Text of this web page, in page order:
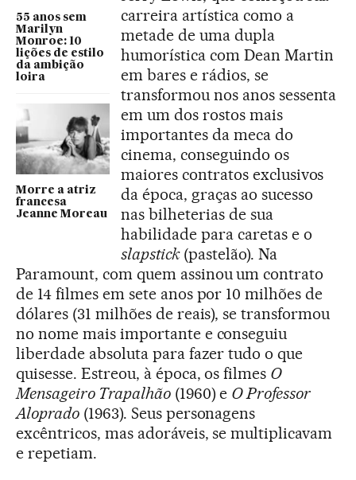
55 anos sem
Marilyn
Monroe: 10
lições de estilo
da ambição
loira
Morre a atriz
francesa
Jeanne Moreau
carreira artística como a
metade de uma dupla
humorística com Dean Martin
em bares e rádios, se
transformou nos anos sessenta
em um dos rostos mais
importantes da meca do
cinema, conseguindo os
maiores contratos exclusivos
da época, graças ao sucesso
nas bilheterias de sua
habilidade para caretas e o
slapstick(pastelão). Na
Paramount, com quem assinou um contrato
de 14 filmes em sete anos por 10 milhões de
dólares (31 milhões de reais), se transformou
no nome mais importante e conseguiu
liberdade absoluta para fazer tudo o que
quisesse. Estreou, à época, os filmes O
Mensageiro Trapalhão(1960) e O Professor
Aloprado(1963). Seus personagens
excêntricos, mas adoráveis, se multiplicavam
e repetiam.